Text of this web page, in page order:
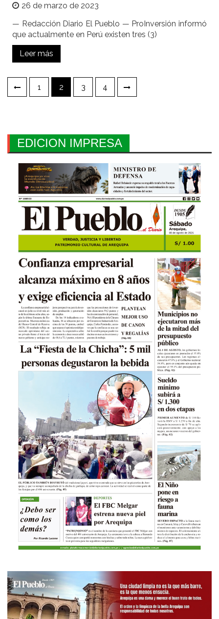
26 de marzo de 2023
— Redacción Diario El Pueblo — ProInversión informó
que actualmente en Perú existen tres (3)
Leer más
Paginación
de
1 2 3 4
EDICION IMPRESA